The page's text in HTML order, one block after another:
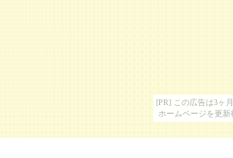
[PR] この広告は3ヶ
ホームページを更